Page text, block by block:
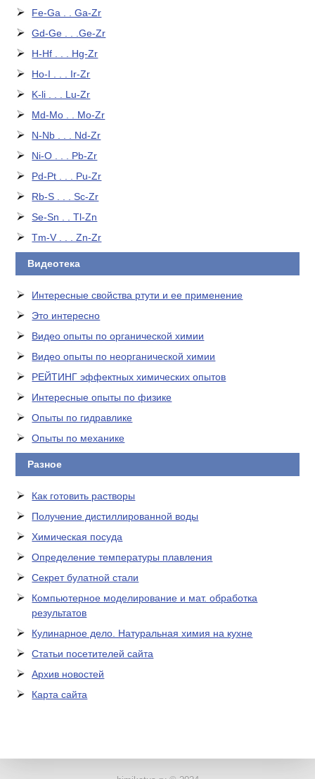
Fe-Ga . . Ga-Zr
Gd-Ge . . .Ge-Zr
H-Hf . . . Hg-Zr
Ho-I . . . Ir-Zr
K-li . . . Lu-Zr
Md-Mo . . Mo-Zr
N-Nb . . . Nd-Zr
Ni-O . . . Pb-Zr
Pd-Pt . . . Pu-Zr
Rb-S . . . Sc-Zr
Se-Sn . . Tl-Zn
Tm-V . . . Zn-Zr
Видеотека
Интересные свойства ртути и ее применение
Это интересно
Видео опыты по органической химии
Видео опыты по неорганической химии
РЕЙТИНГ эффектных химических опытов
Интересные опыты по физике
Опыты по гидравлике
Опыты по механике
Разное
Как готовить растворы
Получение дистиллированной воды
Химическая посуда
Определение температуры плавления
Секрет булатной стали
Компьютерное моделирование и мат. обработка
результатов
Кулинарное дело. Натуральная химия на кухне
Статьи посетителей сайта
Архив новостей
Карта сайта